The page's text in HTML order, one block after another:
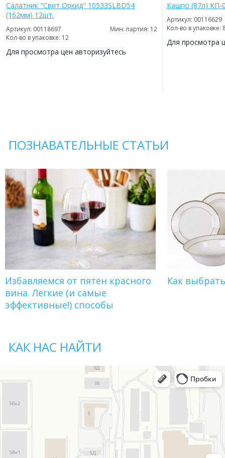
Салатник "Свит Оркид" 10533SLBD54
(162мм) 12шт.
Артикул: 00118697
Мин. партия: 12
Кол-во в упаковке: 12
Для просмотра цен авторизуйтесь
Кашпо (87л) КП-
Артикул: 00116629
Кол-во в упаковке:
Для просмотра
ПОЗНАВАТЕЛЬНЫЕ СТАТЬИ
Избавляемся от пятен красного
вина. Легкие (и самые
эффективные!) способы
Как
КАК НАС НАЙТИ